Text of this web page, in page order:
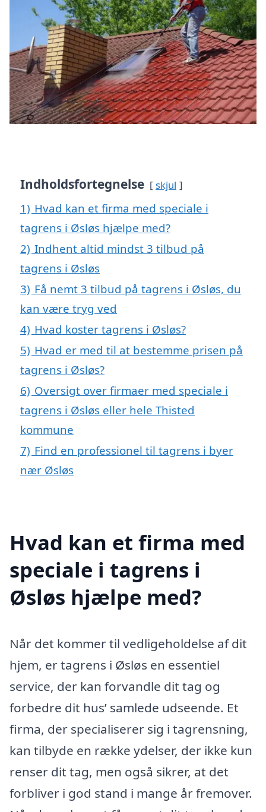
Indholdsfortegnelse skjul
1) Hvad kan et firma med speciale i
tagrens i Øsløs hjælpe med?
2) Indhent altid mindst 3 tilbud på
tagrens i Øsløs
3) Få nemt 3 tilbud på tagrens i Øsløs, du
kan være tryg ved
4) Hvad koster tagrens i Øsløs?
5) Hvad er med til at bestemme prisen på
tagrens i Øsløs?
6) Oversigt over firmaer med speciale i
tagrens i Øsløs eller hele Thisted
kommune
7) Find en professionel til tagrens i byer
nær Øsløs
Hvad kan et firma med
speciale i tagrens i
Øsløs hjælpe med?
Når det kommer til vedligeholdelse af dit
hjem, er tagrens i Øsløs en essentiel
service, der kan forvandle dit tag og
forbedre dit hus’ samlede udseende. Et
firma, der specialiserer sig i tagrensning,
kan tilbyde en række ydelser, der ikke kun
renser dit tag, men også sikrer, at det
forbliver i god stand i mange år fremover.